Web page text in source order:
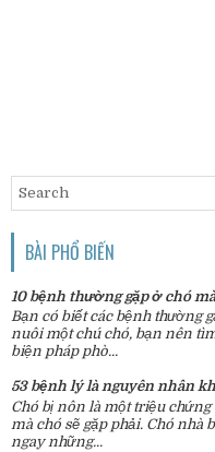
BÀI PHỔ BIẾN
10 bệnh thường gặp ở chó
Bạn có biết các bệnh thường
nuôi một chú chó, bạn nên
biện pháp phò...
53 bệnh lý là nguyên nhân
Chó bị nôn là một triệu
mà chó sẽ gặp phải. Chó nhà
ngay những...